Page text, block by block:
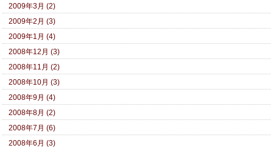
2009年3月 (2)
2009年2月 (3)
2009年1月 (4)
2008年12月 (3)
2008年11月 (2)
2008年10月 (3)
2008年9月 (4)
2008年8月 (2)
2008年7月 (6)
2008年6月 (3)